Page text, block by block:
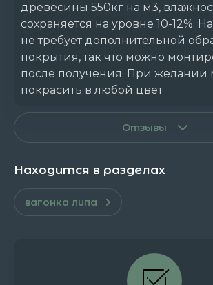
древесины 550кг на м3,
сохраняется на уровне 10-12%.
не требует дополнительной
покрытия, так что можно
после получения. При желании
покрасить в любой цвет
Отзывы
Находится в разделах
вагонка липа